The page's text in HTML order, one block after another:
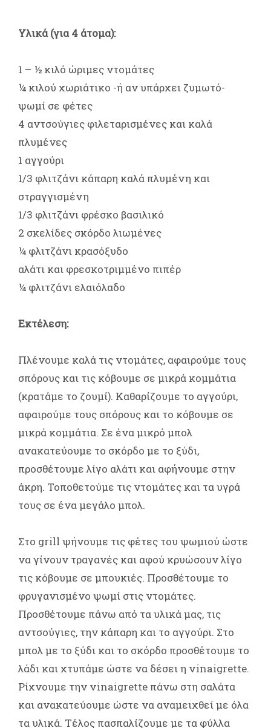
Υλικά (για 4 άτομα):
1 – ½ κιλό ώριμες ντομάτες
¼ κιλού χωριάτικο -ή αν υπάρχει ζυμωτό-
ψωμί σε φέτες
4 αντσούγιες φιλεταρισμένες και καλά
πλυμένες
1 αγγούρι
1/3 φλιτζάνι κάπαρη καλά πλυμένη και
στραγγισμένη
1/3 φλιτζάνι φρέσκο βασιλικό
2 σκελίδες σκόρδο λιωμένες
¼ φλιτζάνι κρασόξυδο
αλάτι και φρεσκοτριμμένο πιπέρ
¼ φλιτζάνι ελαιόλαδο
Εκτέλεση:
Πλένουμε καλά τις ντομάτες, αφαιρούμε τους
σπόρους και τις κόβουμε σε μικρά κομμάτια
(κρατάμε το ζουμί). Καθαρίζουμε το αγγούρι,
αφαιρούμε τους σπόρους και το κόβουμε σε
μικρά κομμάτια. Σε ένα μικρό μπολ
ανακατεύουμε το σκόρδο με το ξύδι,
προσθέτουμε λίγο αλάτι και αφήνουμε στην
άκρη. Τοποθετούμε τις ντομάτες και τα υγρά
τους σε ένα μεγάλο μπολ.
Στο grill ψήνουμε τις φέτες του ψωμιού ώστε
να γίνουν τραγανές και αφού κρυώσουν λίγο
τις κόβουμε σε μπουκιές. Προσθέτουμε το
φρυγανισμένο ψωμί στις ντομάτες.
Προσθέτουμε πάνω από τα υλικά μας, τις
αντσούγιες, την κάπαρη και το αγγούρι. Στο
μπολ με το ξύδι και το σκόρδο προσθέτουμε το
λάδι και χτυπάμε ώστε να δέσει η vinaigrette.
Ρίχνουμε την vinaigrette πάνω στη σαλάτα
και ανακατεύουμε ώστε να αναμειχθεί με όλα
τα υλικά. Τέλος πασπαλίζουμε με τα φύλλα